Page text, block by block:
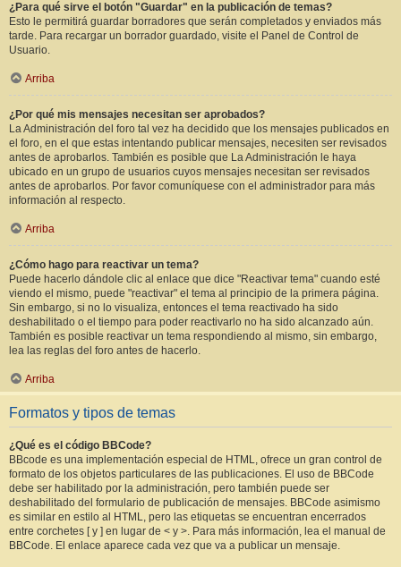
¿Para qué sirve el botón "Guardar" en la publicación de temas?
Esto le permitirá guardar borradores que serán completados y enviados más
tarde. Para recargar un borrador guardado, visite el Panel de Control de
Usuario.
Arriba
¿Por qué mis mensajes necesitan ser aprobados?
La Administración del foro tal vez ha decidido que los mensajes publicados en
el foro, en el que estas intentando publicar mensajes, necesiten ser revisados
antes de aprobarlos. También es posible que La Administración le haya
ubicado en un grupo de usuarios cuyos mensajes necesitan ser revisados
antes de aprobarlos. Por favor comuníquese con el administrador para más
información al respecto.
Arriba
¿Cómo hago para reactivar un tema?
Puede hacerlo dándole clic al enlace que dice "Reactivar tema" cuando esté
viendo el mismo, puede "reactivar" el tema al principio de la primera página.
Sin embargo, si no lo visualiza, entonces el tema reactivado ha sido
deshabilitado o el tiempo para poder reactivarlo no ha sido alcanzado aún.
También es posible reactivar un tema respondiendo al mismo, sin embargo,
lea las reglas del foro antes de hacerlo.
Arriba
Formatos y tipos de temas
¿Qué es el código BBCode?
BBcode es una implementación especial de HTML, ofrece un gran control de
formato de los objetos particulares de las publicaciones. El uso de BBCode
debe ser habilitado por la administración, pero también puede ser
deshabilitado del formulario de publicación de mensajes. BBCode asimismo
es similar en estilo al HTML, pero las etiquetas se encuentran encerrados
entre corchetes [ y ] en lugar de < y >. Para más información, lea el manual de
BBCode. El enlace aparece cada vez que va a publicar un mensaje.